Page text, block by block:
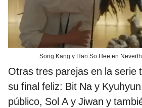
Song Kang y Han So Hee en
Otras tres parejas en la serie
su final feliz: Bit Na y
público, Sol A y Jiwan y